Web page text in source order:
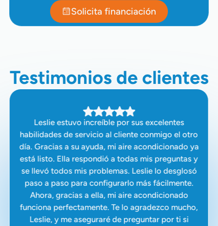
Solicita financiación
Testimonios de clientes
Leslie estuvo increíble por sus excelentes
habilidades de servicio al cliente conmigo el otro
día. Gracias a su ayuda, mi aire acondicionado ya
está listo. Ella respondió a todas mis preguntas y
se llevó todos mis problemas. Leslie lo desglosó
paso a paso para configurarlo más fácilmente.
Ahora, gracias a ella, mi aire acondicionado
funciona perfectamente. Te lo agradezco mucho,
Leslie, y me aseguraré de preguntar por ti si